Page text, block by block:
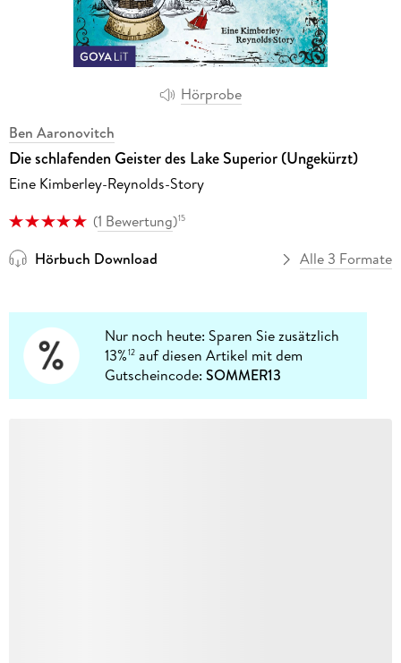
Hörprobe
Ben Aaronovitch
Die schlafenden Geister des Lake Superior (Ungekürzt)
Eine Kimberley-Reynolds-Story
(1 Bewertung)15
Hörbuch Download Alle 3 Formate
Nur noch heute: Sparen Sie zusätzlich
13%12 auf diesen Artikel mit dem
Gutscheincode:SOMMER13